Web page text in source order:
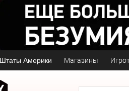
Америки Магазины